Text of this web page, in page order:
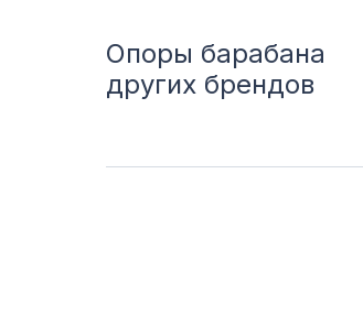
Опоры барабана
других брендов